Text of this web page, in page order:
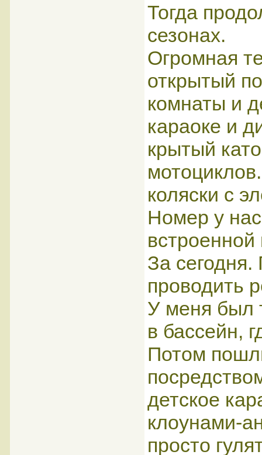
Тогда
сезонах.
Огромная
открытый
комнаты и
караоке и
крытый
коляски с
Номер у
встроенной
За
проводить
У меня был
в бассейн,
Потом
детское
клоунами-
просто